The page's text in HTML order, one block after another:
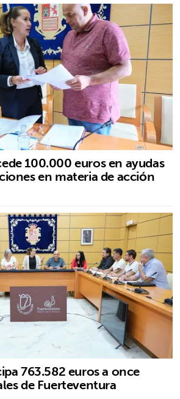
100.000 euros en ayudas
en materia de acción
763.582 euros a once
de Fuerteventura